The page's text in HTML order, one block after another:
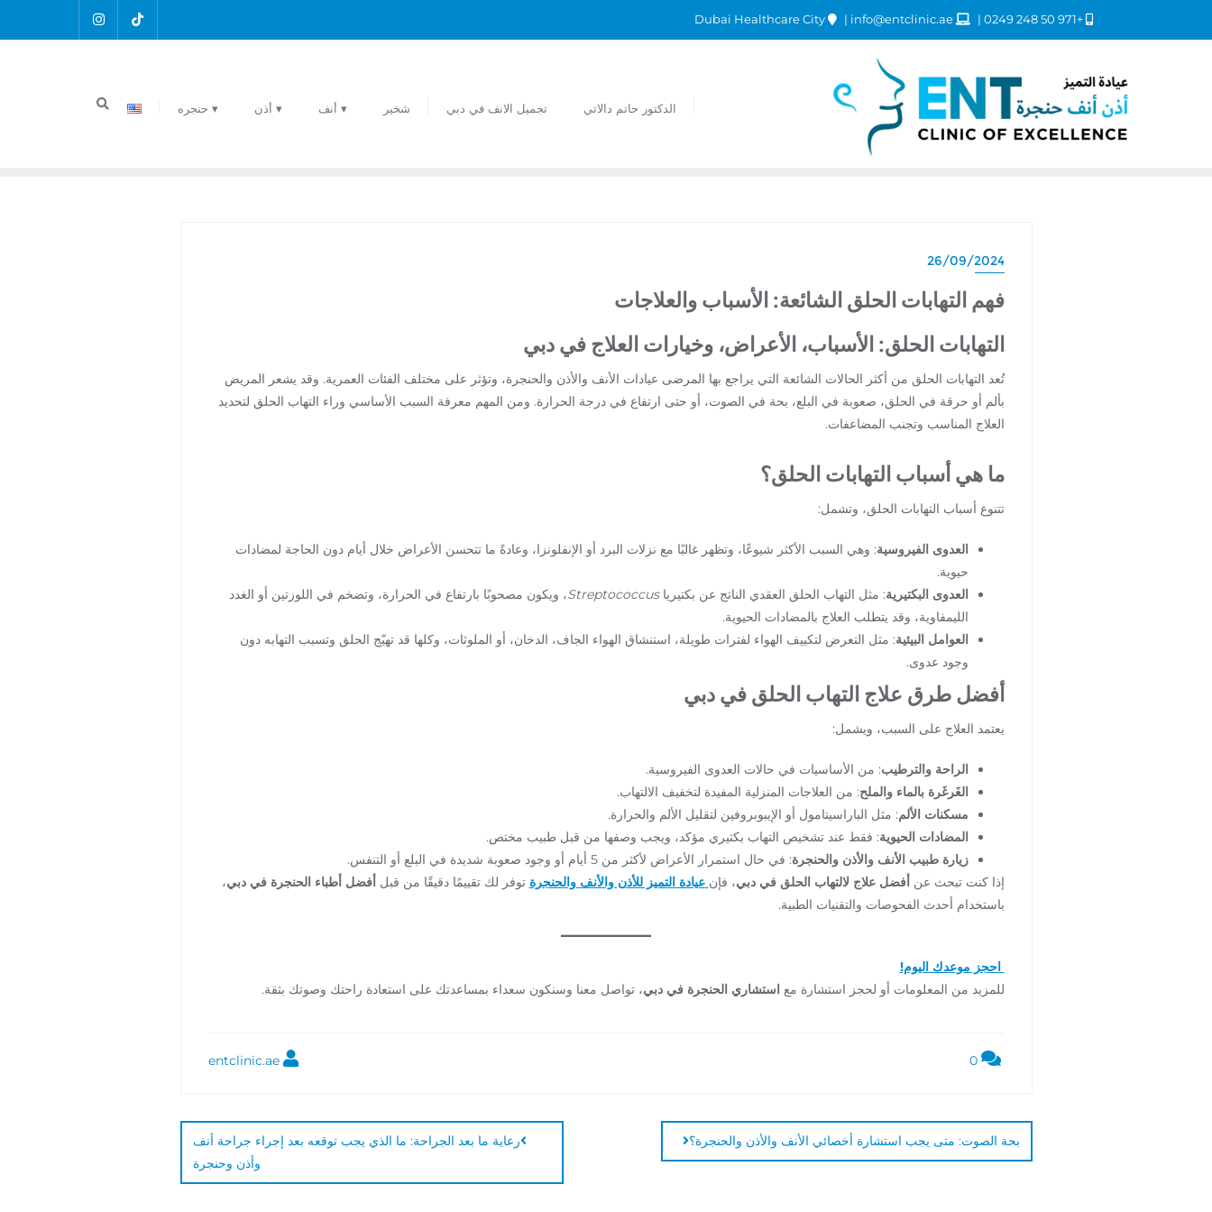
+971 50 248 0249
الدكتور حاتم دالاتي تجميل الانف في دبي شخير ▾ أنف ▾ أذن ▾ حنجره
26/09/2024
فهم التهابات الحلق الشائعة: الأسباب والعلاجات
التهابات الحلق: الأسباب، الأعراض، وخيارات العلاج في دبي
تُعد التهابات الحلق من أكثر الحالات الشائعة التي يراجع بها المرضى عيادات الأنف والأذن والحنجرة، وتؤثر على مختلف الفئات العمرية. وقد يشعر المريض
بألم أو حرقة في الحلق، صعوبة في البلع، بحة في الصوت، أو حتى ارتفاع في درجة الحرارة. ومن المهم معرفة السبب الأساسي وراء التهاب الحلق لتحديد
العلاج المناسب وتجنب المضاعفات.
ما هي أسباب التهابات الحلق؟
تتنوع أسباب التهابات الحلق، وتشمل:
العدوى الفيروسية: وهي السبب الأكثر شيوعًا، وتظهر غالبًا مع نزلات البرد أو الإنفلونزا، وعادةً ما تتحسن الأعراض خلال أيام دون الحاجة لمضادات
حيوية.
العدوى البكتيرية: مثل التهاب الحلق العقدي الناتج عن بكتيرياStreptococcus، ويكون مصحوبًا بارتفاع في الحرارة، وتضخم في اللوزتين أو الغدد
الليمفاوية، وقد يتطلب العلاج بالمضادات الحيوية.
العوامل البيئية: مثل التعرض لتكييف الهواء لفترات طويلة، استنشاق الهواء الجاف، الدخان، أو الملوثات، وكلها قد تهيّج الحلق وتسبب التهابه دون
وجود عدوى.
أفضل طرق علاج التهاب الحلق في دبي
يعتمد العلاج على السبب، ويشمل:
الراحة والترطيب: من الأساسيات في حالات العدوى الفيروسية.
الغَرغَرة بالماء والملح: من العلاجات المنزلية المفيدة لتخفيف الالتهاب.
مسكنات الألم: مثل الباراسيتامول أو الإيبوبروفين لتقليل الألم والحرارة.
المضادات الحيوية: فقط عند تشخيص التهاب بكتيري مؤكد، ويجب وصفها من قبل طبيب مختص.
زيارة طبيب الأنف والأذن والحنجرة: في حال استمرار الأعراض لأكثر من 5 أيام أو وجود صعوبة شديدة في البلع أو التنفس.
إذا كنت تبحث عن أفضل علاج لالتهاب الحلق في دبي، فإن عيادة التميز للأذن والأنف والحنجرة توفر لك تقييمًا دقيقًا من قبل أفضل أطباء الحنجرة في دبي،
باستخدام أحدث الفحوصات والتقنيات الطبية.
احجز موعدك اليوم!
للمزيد من المعلومات أو لحجز استشارة مع استشاري الحنجرة في دبي، تواصل معنا وسنكون سعداء بمساعدتك على استعادة راحتك وصوتك بثقة.
entclinic.ae 0
رعاية ما بعد الجراحة: ما الذي يجب توقعه بعد إجراء جراحة أنف
وأذن وحنجرة
بحة الصوت: متى يجب استشارة أخصائي الأنف والأذن والحنجرة؟